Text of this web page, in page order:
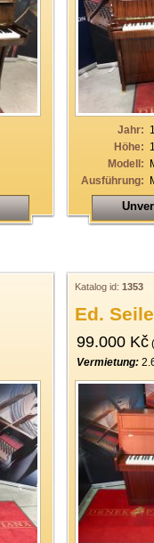
Jahr:
Höhe:
Modell:
Ausführung:
Katalog id: 1353
Ed.
99.000 Kč
Vermietung: